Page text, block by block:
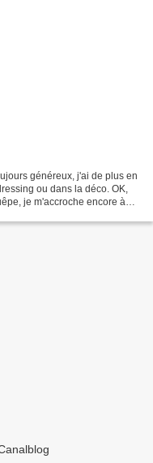
généreux, j'ai de plus en
ou dans la déco. OK,
je m'accroche encore à